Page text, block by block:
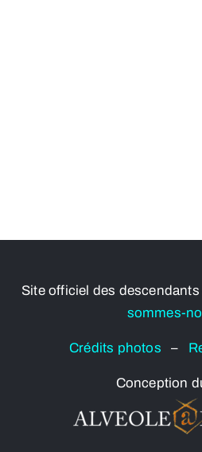
Site officiel des
sommes-
Crédits photos–
Conception